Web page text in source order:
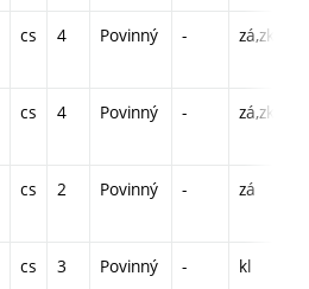
cs 4 Povinný - zá,zk
cs 4 Povinný - zá,zk
cs 2 Povinný - zá
cs 3 Povinný - kl